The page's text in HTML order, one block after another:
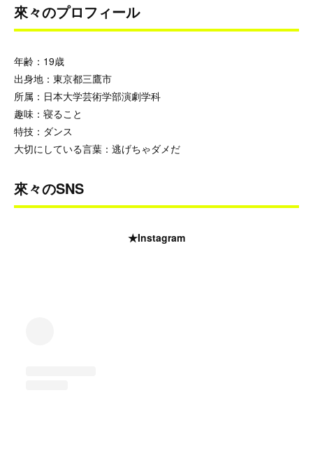
來々のプロフィール
年齢：19歳
出身地：東京都三鷹市
所属：日本大学芸術学部演劇学科
趣味：寝ること
特技：ダンス
大切にしている言葉：逃げちゃダメだ
來々のSNS
★Instagram